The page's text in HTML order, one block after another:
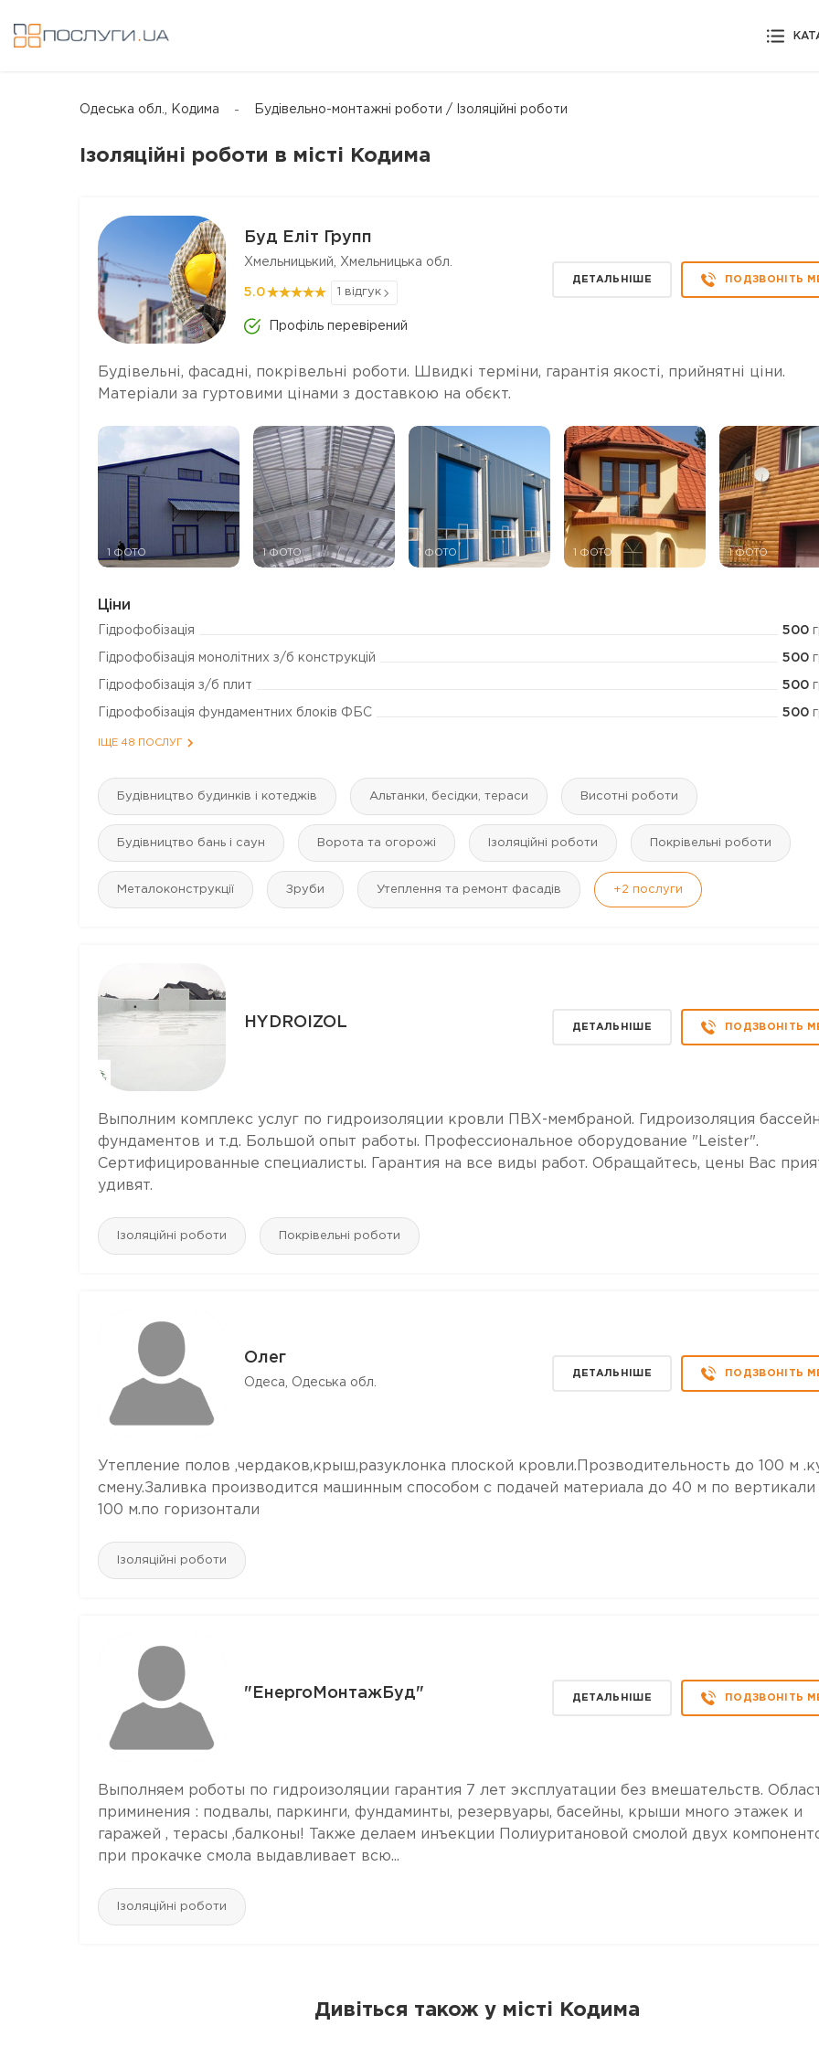
Одеська обл., Кодима Будівельно-монтажні роботи / Ізоляційні роботи
Ізоляційні роботи в місті Кодима
Буд Еліт Групп
Хмельницький, Хмельницька обл.
5.0 1 відгук
Профіль перевірений
ДЕТАЛЬНІШЕ ПОДЗВОНІТЬ
Будівельні, фасадні, покрівельні роботи. Швидкі терміни, гарантія якості, прийнятні ціни.
Матеріали за гуртовими цінами з доставкою на обєкт.
1 ФОТО 1 ФОТО 1 ФОТО 1 ФОТО 1 ФОТО
Ціни
Гідрофобізація 500
Гідрофобізація монолітних з/б конструкцій 500
Гідрофобізація з/б плит 500
Гідрофобізація фундаментних блоків ФБС 500
ІЩЕ 48 ПОСЛУГ
Будівництво будинків і котеджів Альтанки, бесідки, тераси Висотні роботи
Будівництво бань і саун Ворота та огорожі Ізоляційні роботи Покрівельні роботи
Металоконструкції Зруби Утеплення та ремонт фасадів +2 послуги
HYDROIZOL ДЕТАЛЬНІШЕ ПОДЗВОНІТЬ
Выполним комплекс услуг по гидроизоляции кровли ПВХ-мембраной. Гидроизоляция
фундаментов и т.д. Большой опыт работы. Профессиональное оборудование "Leister".
Сертифицированные специалисты. Гарантия на все виды работ. Обращайтесь, цены Вас
удивят.
Ізоляційні роботи Покрівельні роботи
Олег
Одеса, Одеська обл.
ДЕТАЛЬНІШЕ ПОДЗВОНІТЬ
Утепление полов ,чердаков,крыш,разуклонка плоской кровли.Прозводительность до 100 м
смену.Заливка производится машинным способом с подачей материала до 40 м по вертикали
100 м.по горизонтали
Ізоляційні роботи
"ЕнергоМонтажБуд" ДЕТАЛЬНІШЕ ПОДЗВОНІТЬ
Выполняем роботы по гидроизоляции гарантия 7 лет эксплуатации без вмешательств.
приминения : подвалы, паркинги, фундаминты, резервуары, басейны, крыши много этажек и
гаражей , терасы ,балконы! Также делаем инъекции Полиуритановой смолой двух
при прокачке смола выдавливает всю...
Ізоляційні роботи
Дивіться також у місті Кодима